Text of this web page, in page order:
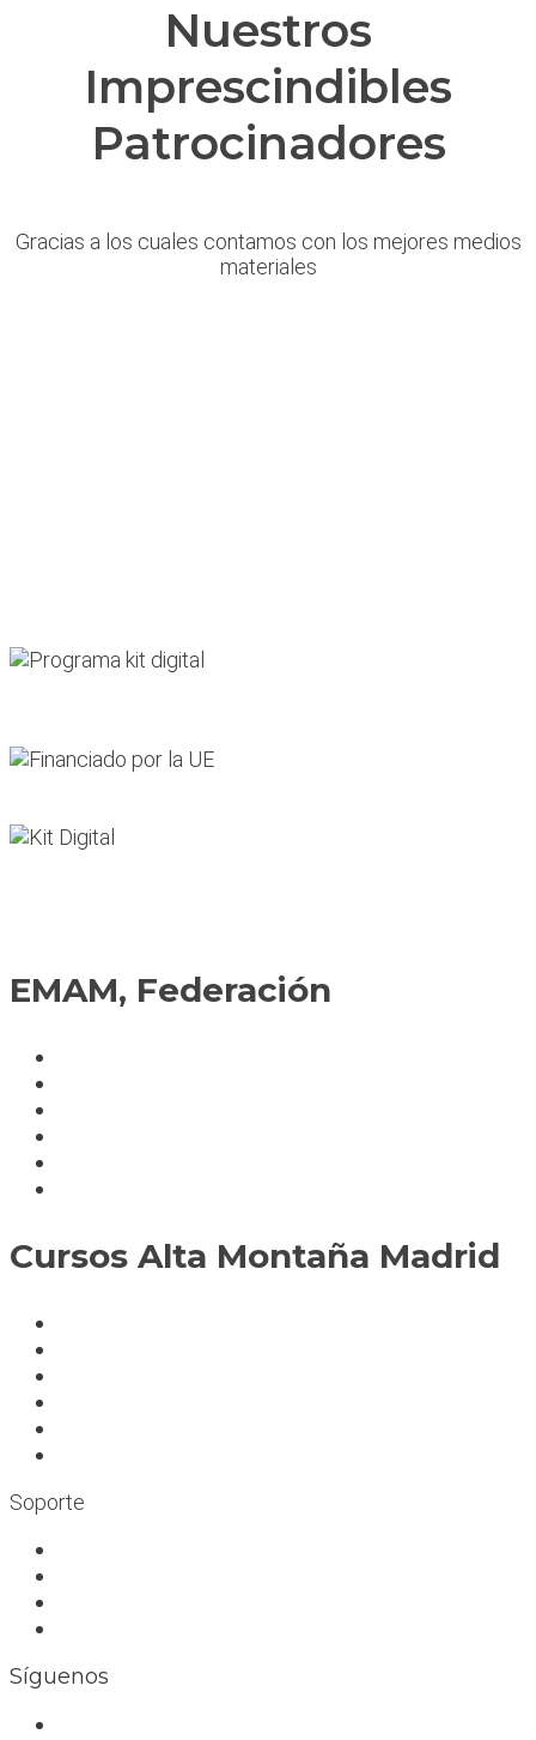
Nuestros
Imprescindibles
Patrocinadores
Gracias a los cuales contamos con los mejores medios
materiales
EMAM, Federación
Cursos Alta Montaña Madrid
Soporte
Síguenos